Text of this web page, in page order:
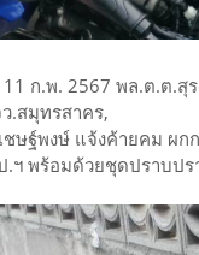
11 ก.พ. 2567 พล.ต.ต.สุ
.สมุทรสาคร,
ษฐ์พงษ์ แจ้งค้ายคม ผก
.ฯ พร้อมด้วยชุดปราบปร